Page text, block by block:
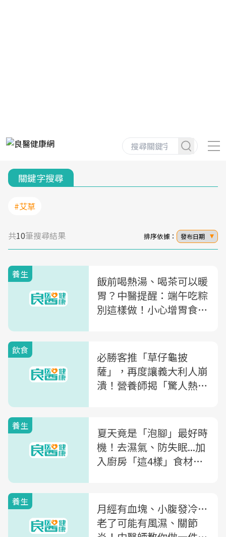
關鍵字搜尋
#艾草
共10筆搜尋結果 排序依據： 發布日期
養生
飯前喝熱湯、喝茶可以暖
胃？中醫提醒：端午吃粽
別這樣做！小心增胃食道
飲食
必勝客推「草仔龜披
薩」，再度讓義大利人崩
潰！營養師揭「驚人熱
養生
夏天竟是「泡腳」最好時
機！去濕氣、防失眠...加
入廚房「這4樣」食材，
養生
月經有血塊、小腹發冷…
老了可能有風濕、關節